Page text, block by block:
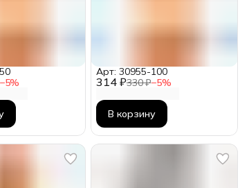
5% 314 ₽330 ₽−5%
Арт: 30955-100
В корзину